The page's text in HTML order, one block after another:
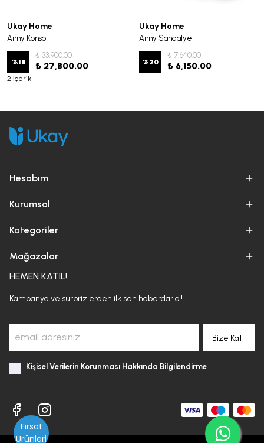
Ukay Home
Anny Konsol
%18
₺ 33,900.00
₺ 27,800.00
2 İçerik
Ukay Home
Anny Sandalye
%20
₺ 7,640.00
₺ 6,150.00
Hesabım
Kurumsal
Kategoriler
Mağazalar
HEMEN KATIL!
Kampanya ve sürprizlerden ilk sen haberdar ol!
Bize Katıl
Kişisel Verilerin Korunması Hakkında Bilgilendirme
Fırsat
Ürünleri